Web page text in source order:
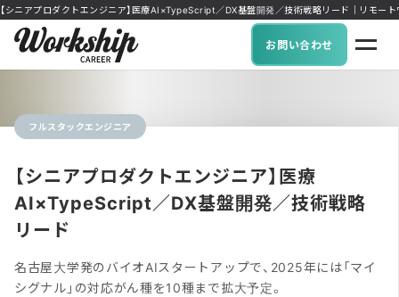
【シニアプロダクトエンジニア】医療AI×TypeScript／DX基盤開発／技術戦略リード｜リモー
お問い合わせ
フルスタックエンジニア
【シニアプロダクトエンジニア】医療
AI×TypeScript／DX基盤開発／技術戦略
リード
名古屋大学発のバイオAIスタートアップで、2025年には「マイ
シグナル」の対応がん種を10種まで拡大予定。